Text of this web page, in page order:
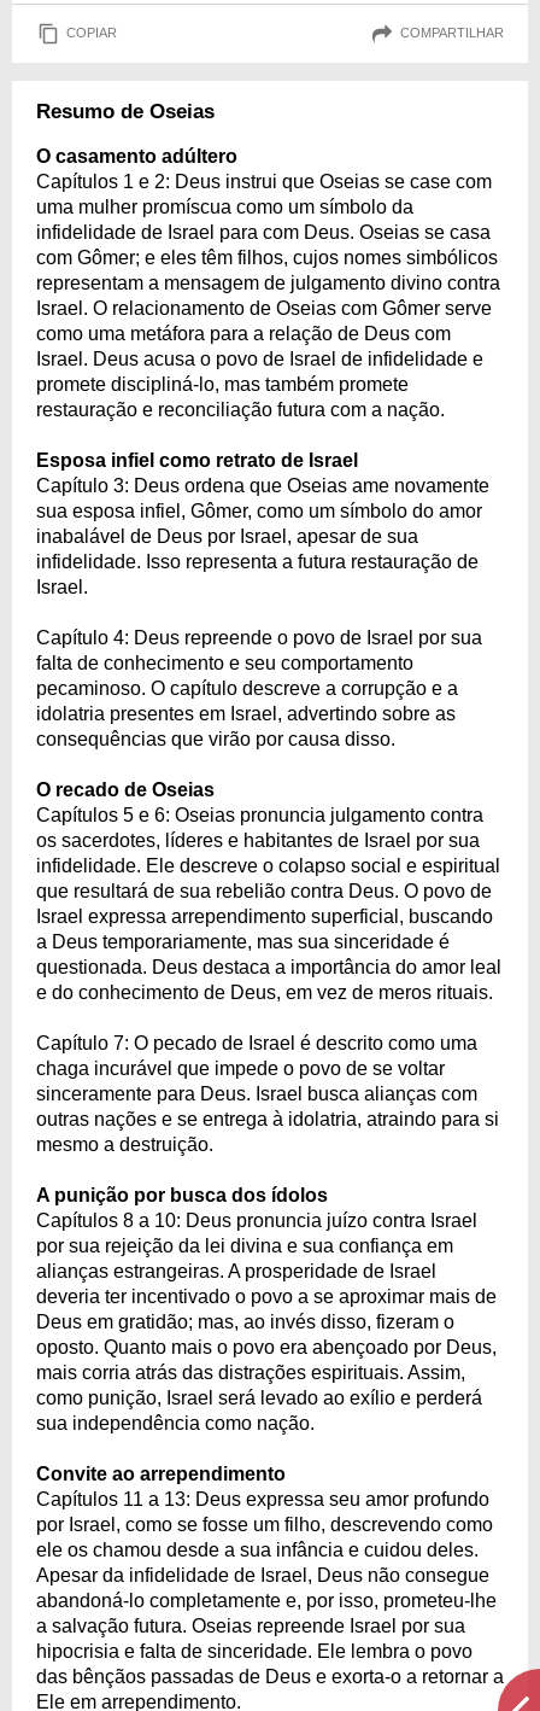
COPIAR COMPARTILHAR
Resumo de Oseias
O casamento adúltero
Capítulos 1 e 2: Deus instrui que Oseias se case com
uma mulher promíscua como um símbolo da
infidelidade de Israel para com Deus. Oseias se casa
com Gômer; e eles têm filhos, cujos nomes simbólicos
representam a mensagem de julgamento divino contra
Israel. O relacionamento de Oseias com Gômer serve
como uma metáfora para a relação de Deus com
Israel. Deus acusa o povo de Israel de infidelidade e
promete discipliná-lo, mas também promete
restauração e reconciliação futura com a nação.
Esposa infiel como retrato de Israel
Capítulo 3: Deus ordena que Oseias ame novamente
sua esposa infiel, Gômer, como um símbolo do amor
inabalável de Deus por Israel, apesar de sua
infidelidade. Isso representa a futura restauração de
Israel.
Capítulo 4: Deus repreende o povo de Israel por sua
falta de conhecimento e seu comportamento
pecaminoso. O capítulo descreve a corrupção e a
idolatria presentes em Israel, advertindo sobre as
consequências que virão por causa disso.
O recado de Oseias
Capítulos 5 e 6: Oseias pronuncia julgamento contra
os sacerdotes, líderes e habitantes de Israel por sua
infidelidade. Ele descreve o colapso social e espiritual
que resultará de sua rebelião contra Deus. O povo de
Israel expressa arrependimento superficial, buscando
a Deus temporariamente, mas sua sinceridade é
questionada. Deus destaca a importância do amor leal
e do conhecimento de Deus, em vez de meros rituais.
Capítulo 7: O pecado de Israel é descrito como uma
chaga incurável que impede o povo de se voltar
sinceramente para Deus. Israel busca alianças com
outras nações e se entrega à idolatria, atraindo para si
mesmo a destruição.
A punição por busca dos ídolos
Capítulos 8 a 10: Deus pronuncia juízo contra Israel
por sua rejeição da lei divina e sua confiança em
alianças estrangeiras. A prosperidade de Israel
deveria ter incentivado o povo a se aproximar mais de
Deus em gratidão; mas, ao invés disso, fizeram o
oposto. Quanto mais o povo era abençoado por Deus,
mais corria atrás das distrações espirituais. Assim,
como punição, Israel será levado ao exílio e perderá
sua independência como nação.
Convite ao arrependimento
Capítulos 11 a 13: Deus expressa seu amor profundo
por Israel, como se fosse um filho, descrevendo como
ele os chamou desde a sua infância e cuidou deles.
Apesar da infidelidade de Israel, Deus não consegue
abandoná-lo completamente e, por isso, prometeu-lhe
a salvação futura. Oseias repreende Israel por sua
hipocrisia e falta de sinceridade. Ele lembra o povo
das bênçãos passadas de Deus e exorta-o a retornar a
Ele em arrependimento.